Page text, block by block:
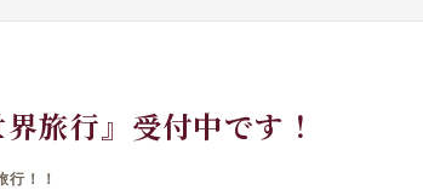
界旅行』受付中です！
行！！